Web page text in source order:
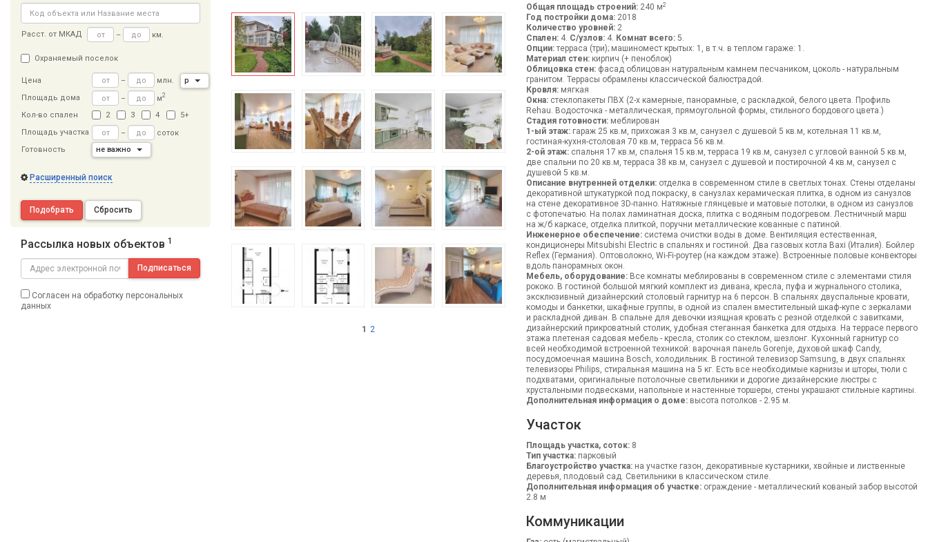
Расст. от МКАД – км.
Охраняемый поселок
Цена – млн.
р
Площадь дома
– м2
Кол-во спален 2 3 4
5+
Площадь участка
–
соток
Готовность
не важно
Расширенный поиск
Подобрать Сбросить
Рассылка новых объектов 1
Подписаться
Согласен на обработку персональных
данных
1 2
Общая площадь строений:240 м2
Год постройки дома:2018
Количество уровней:2
Спален:4. С/узлов:4. Комнат всего:5.
Опции:терраса (три); машиномест крытых: 1, в т.ч. в теплом гараже: 1.
Материал стен:кирпич (+ пеноблок)
Облицовка стен:фасад облицован натуральным камнем песчаником, цоколь - натуральным
гранитом. Террасы обрамлены классической балюстрадой.
Кровля:мягкая
Окна:стеклопакеты ПВХ (2-х камерные, панорамные, с раскладкой, белого цвета. Профиль
Rehau. Водосточка - металлическая, прямоугольной формы, стильного бордового цвета.)
Стадия готовности:меблирован
1-ый этаж:гараж 25 кв.м, прихожая 3 кв.м, санузел с душевой 5 кв.м, котельная 11 кв.м,
гостиная-кухня-столовая 70 кв.м, терраса 56 кв.м.
2-ой этаж:спальня 17 кв.м, спальня 15 кв.м, терраса 19 кв.м, санузел с угловой ванной 5 кв.м,
две спальни по 20 кв.м, терраса 38 кв.м, санузел с душевой и постирочной 4 кв.м, санузел с
душевой 5 кв.м.
Описание внутренней отделки:отделка в современном стиле в светлых тонах. Стены отделаны
декоративной штукатуркой под покраску, в санузлах керамическая плитка, в одном из санузлов
на стене декоративное 3D-панно. Натяжные глянцевые и матовые потолки, в одном из санузлов
с фотопечатью. На полах ламинатная доска, плитка с водяным подогревом. Лестничный марш
на ж/б каркасе, отделка плиткой, поручни металлические кованные с патиной.
Инженерное обеспечение:система очистки воды в доме. Вентиляция естественная,
кондиционеры Mitsubishi Electric в спальнях и гостиной. Два газовых котла Baxi (Италия). Бойлер
Reflex (Германия). Оптоволокно, Wi-Fi-роутер (на каждом этаже). Встроенные половые конвекторы
вдоль панорамных окон.
Мебель, оборудование:Все комнаты меблированы в современном стиле с элементами стиля
рококо. В гостиной большой мягкий комплект из дивана, кресла, пуфа и журнального столика,
эксклюзивный дизайнерский столовый гарнитур на 6 персон. В спальнях двуспальные кровати,
комоды и банкетки, шкафные группы, в одной из спален вместительный шкаф-купе с зеркалами
и раскладной диван. В спальне для девочки изящная кровать с резной отделкой с завитками,
дизайнерский прикроватный столик, удобная стеганная банкетка для отдыха. На террасе первого
этажа плетеная садовая мебель - кресла, столик со стеклом, шезлонг. Кухонный гарнитур со
всей необходимой встроенной техникой: варочная панель Gorenje, духовой шкаф Candy,
посудомоечная машина Bosch, холодильник. В гостиной телевизор Samsung, в двух спальнях
телевизоры Philips, стиральная машина на 5 кг. Есть все необходимые карнизы и шторы, тюли с
подхватами, оригинальные потолочные светильники и дорогие дизайнерские люстры с
хрустальными подвесками, напольные и настенные торшеры, стены украшают стильные картины.
Дополнительная информация о доме:высота потолков - 2.95 м.
Участок
Площадь участка, соток:8
Тип участка:парковый
Благоустройство участка:на участке газон, декоративные кустарники, хвойные и лиственные
деревья, плодовый сад. Светильники в классическом стиле.
Дополнительная информация об участке:ограждение - металлический кованый забор высотой
2.8 м
Коммуникации